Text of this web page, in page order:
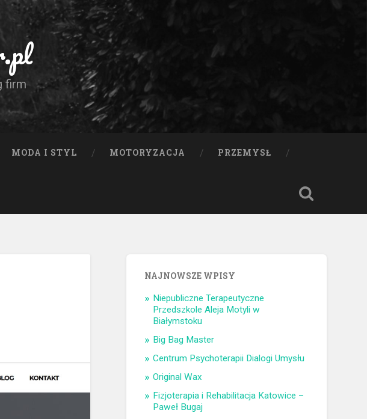
firm
MODA I STYL MOTORYZACJA PRZEMYSŁ
NAJNOWSZE WPISY
Niepubliczne Terapeutyczne
Przedszkole Aleja Motyli w
Białymstoku
Big Bag Master
Centrum Psychoterapii Dialogi Umysłu
Original Wax
Fizjoterapia i Rehabilitacja Katowice –
Paweł Bugaj